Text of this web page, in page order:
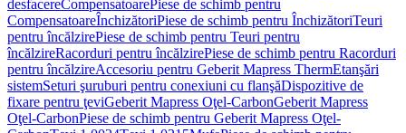
desfacereCompensatoarePiese de schimb pentru
CompensatoareÎnchizătoriPiese de schimb pentru ÎnchizătoriTeuri
pentru încălzirePiese de schimb pentru Teuri pentru
încălzireRacorduri pentru încălzirePiese de schimb pentru Racorduri
pentru încălzireAccesoriu pentru Geberit Mapress ThermEtanşări
sistemSeturi şuruburi pentru conexiuni cu flanşăDispozitive de
fixare pentru ţeviGeberit Mapress Oţel-CarbonGeberit Mapress
Oţel-CarbonPiese de schimb pentru Geberit Mapress Oţel-